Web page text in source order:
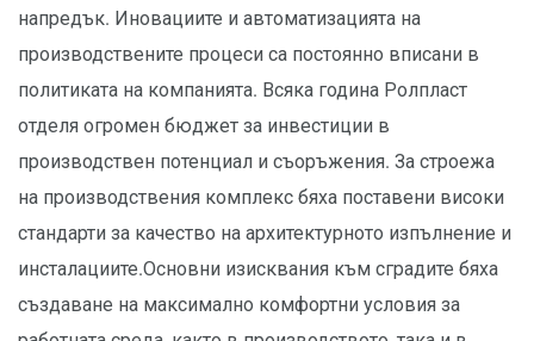
напредък. Иновациите и автоматизацията на
производствените процеси са постоянно вписани в
политиката на компанията. Всяка година Ролпласт
отделя огромен бюджет за инвестиции в
производствен потенциал и съоръжения. За строежа
на производствения комплекс бяха поставени високи
стандарти за качество на архитектурното изпълнение и
инсталациите.Основни изисквания към сградите бяха
създаване на максимално комфортни условия за